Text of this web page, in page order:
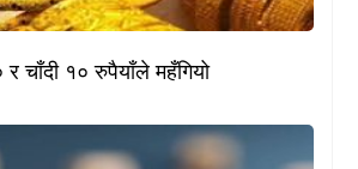
चाँदी १० रुपैयाँले महँगियो